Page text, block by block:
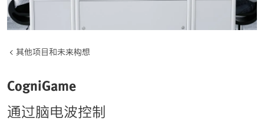
其他项目和未来构想
CogniGame
通过脑电波控制